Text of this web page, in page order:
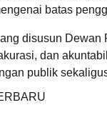
batas
disusun
dan
publik